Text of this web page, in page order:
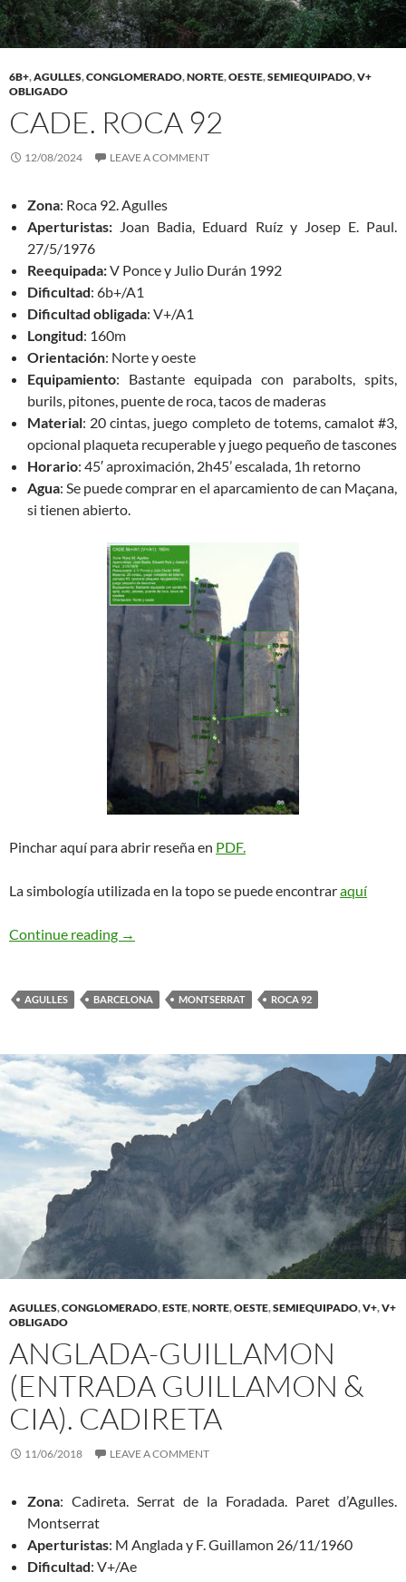
6B+,AGULLES,CONGLOMERADO,NORTE,OESTE,SEMIEQUIPADO,V+
OBLIGADO
CADE. ROCA 92
12/08/2024 LEAVE A COMMENT
Zona: Roca 92. Agulles
Aperturistas: Joan Badia, Eduard Ruíz y Josep E. Paul.
27/5/1976
Reequipada:V Ponce y Julio Durán 1992
Dificultad: 6b+/A1
Dificultad obligada: V+/A1
Longitud: 160m
Orientación: Norte y oeste
Equipamiento: Bastante equipada con parabolts, spits,
burils, pitones, puente de roca, tacos de maderas
Material: 20 cintas, juego completo de totems, camalot #3,
opcional plaqueta recuperable y juego pequeño de tascones
Horario: 45′ aproximación, 2h45’ escalada, 1h retorno
Agua: Se puede comprar en el aparcamiento de can Maçana,
si tienen abierto.
Pinchar aquí para abrir reseña en PDF.
La simbología utilizada en la topo se puede encontraraquí
Continue reading CADE. Roca 92
→
AGULLES BARCELONA MONTSERRAT ROCA 92
AGULLES,CONGLOMERADO,ESTE,NORTE,OESTE,SEMIEQUIPADO,V+,V+
OBLIGADO
ANGLADA-GUILLAMON
(ENTRADA GUILLAMON &
CIA). CADIRETA
11/06/2018 LEAVE A COMMENT
Zona: Cadireta. Serrat de la Foradada. Paret d’Agulles.
Montserrat
Aperturistas: M Anglada y F. Guillamon 26/11/1960
Dificultad: V+/Ae